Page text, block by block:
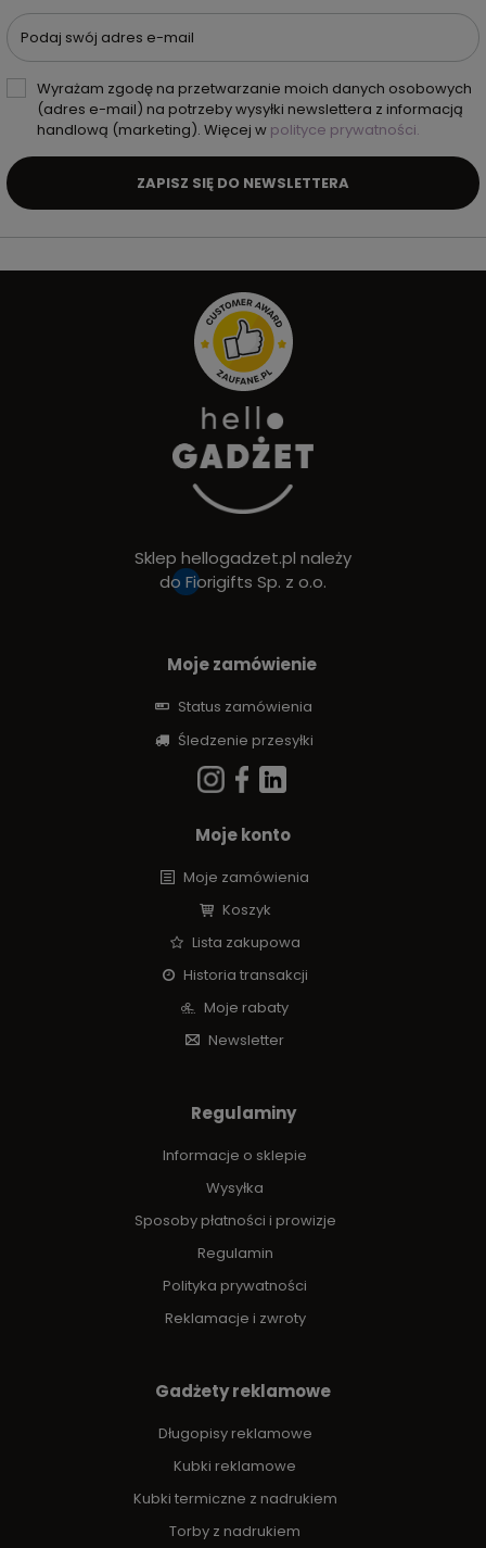
Podaj swój adres e-mail
Wyrażam zgodę na przetwarzanie moich danych osobowych
(adres e-mail) na potrzeby wysyłki newslettera z informacją
handlową (marketing). Więcej w polityce prywatności.
ZAPISZ SIĘ DO NEWSLETTERA
Sklep hellogadzet.pl należy
do Fiorigifts Sp. z o.o.
Moje zamówienie
Status zamówienia
Śledzenie przesyłki
Moje konto
Moje zamówienia
Koszyk
Lista zakupowa
Historia transakcji
Moje rabaty
Newsletter
Regulaminy
Informacje o sklepie
Wysyłka
Sposoby płatności i prowizje
Regulamin
Polityka prywatności
Reklamacje i zwroty
Gadżety reklamowe
Długopisy reklamowe
Kubki reklamowe
Kubki termiczne z nadrukiem
Torby z nadrukiem